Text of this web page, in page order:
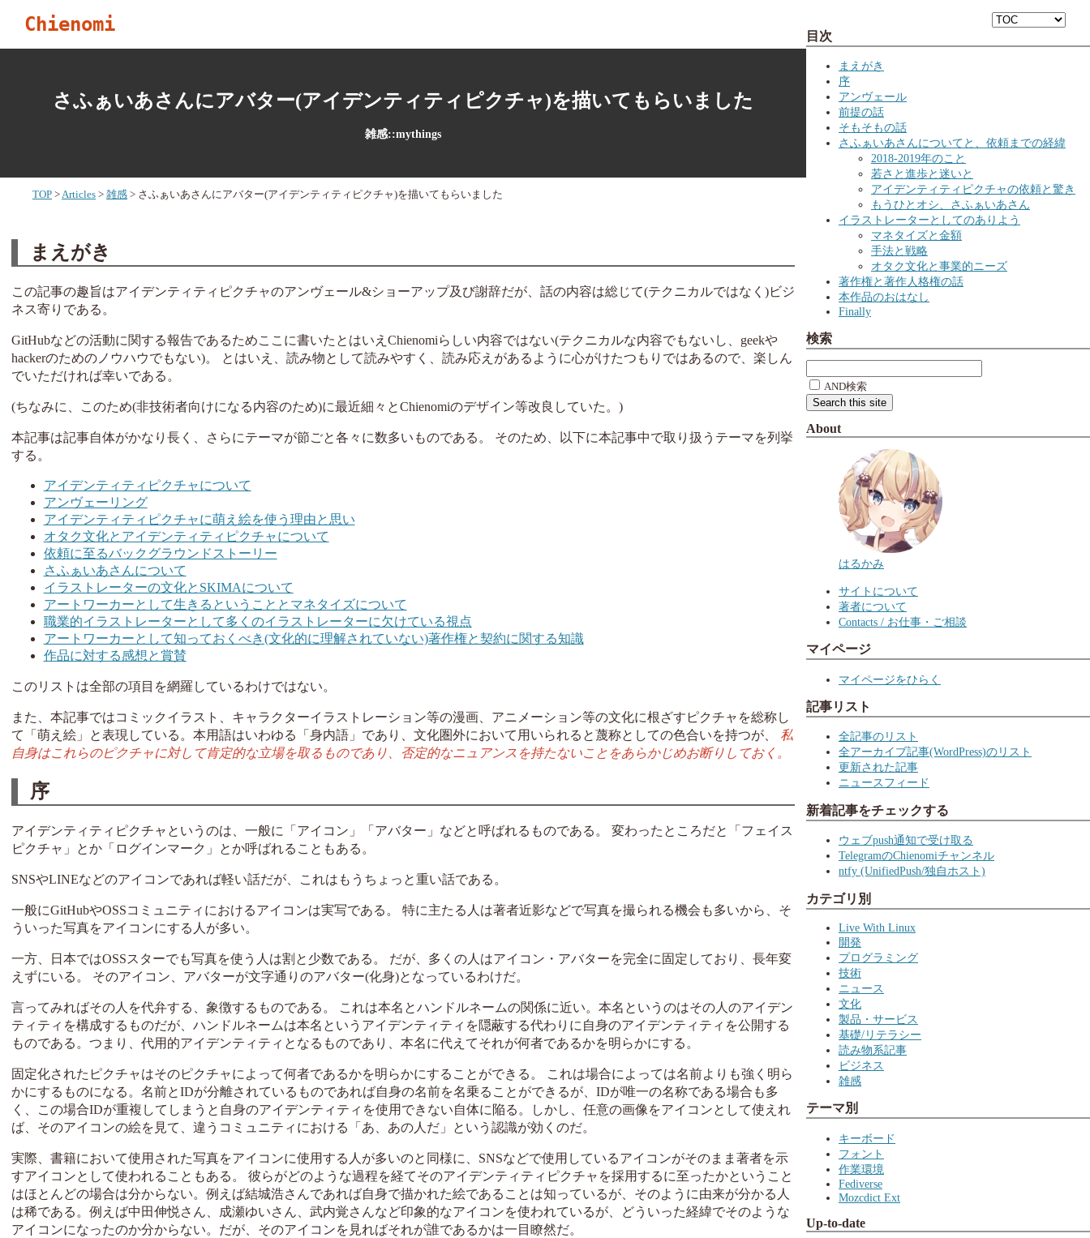
Chienomi
さふぁいあさんにアバター(アイデンティティピクチャ)を描いてもらいました
雑感::mythings
TOP Articles 雑感 さふぁいあさんにアバター(アイデンティティピクチャ)を描いてもらいました
まえがき
この記事の趣旨はアイデンティティピクチャのアンヴェール&ショーアップ及び謝辞だが、話の内容は総じて(テクニカルではなく)ビジ
ネス寄りである。
GitHubなどの活動に関する報告であるためここに書いたとはいえChienomiらしい内容ではない(テクニカルな内容でもないし、geekや
hackerのためのノウハウでもない)。 とはいえ、読み物として読みやすく、読み応えがあるように心がけたつもりではあるので、楽しん
でいただければ幸いである。
(ちなみに、このため(非技術者向けになる内容のため)に最近細々とChienomiのデザイン等改良していた。)
本記事は記事自体がかなり長く、さらにテーマが節ごと各々に数多いものである。 そのため、以下に本記事中で取り扱うテーマを列挙
する。
アイデンティティピクチャについて
アンヴェーリング
アイデンティティピクチャに萌え絵を使う理由と思い
オタク文化とアイデンティティピクチャについて
依頼に至るバックグラウンドストーリー
さふぁいあさんについて
イラストレーターの文化とSKIMAについて
アートワーカーとして生きるということとマネタイズについて
職業的イラストレーターとして多くのイラストレーターに欠けている視点
アートワーカーとして知っておくべき(文化的に理解されていない)著作権と契約に関する知識
作品に対する感想と賞賛
このリストは全部の項目を網羅しているわけではない。
また、本記事ではコミックイラスト、キャラクターイラストレーション等の漫画、アニメーション等の文化に根ざすピクチャを総称し
て「萌え絵」と表現している。本用語はいわゆる「身内語」であり、文化圏外において用いられると蔑称としての色合いを持つが、 私
自身はこれらのピクチャに対して肯定的な立場を取るものであり、否定的なニュアンスを持たないことをあらかじめお断りしておく。
序
アイデンティティピクチャというのは、一般に「アイコン」「アバター」などと呼ばれるものである。 変わったところだと「フェイス
ピクチャ」とか「ログインマーク」とか呼ばれることもある。
SNSやLINEなどのアイコンであれば軽い話だが、これはもうちょっと重い話である。
一般にGitHubやOSSコミュニティにおけるアイコンは実写である。 特に主たる人は著者近影などで写真を撮られる機会も多いから、そ
ういった写真をアイコンにする人が多い。
一方、日本ではOSSスターでも写真を使う人は割と少数である。 だが、多くの人はアイコン・アバターを完全に固定しており、長年変
えずにいる。 そのアイコン、アバターが文字通りのアバター(化身)となっているわけだ。
言ってみればその人を代弁する、象徴するものである。 これは本名とハンドルネームの関係に近い。本名というのはその人のアイデン
ティティを構成するものだが、ハンドルネームは本名というアイデンティティを隠蔽する代わりに自身のアイデンティティを公開する
ものである。つまり、代用的アイデンティティとなるものであり、本名に代えてそれが何者であるかを明らかにする。
固定化されたピクチャはそのピクチャによって何者であるかを明らかにすることができる。 これは場合によっては名前よりも強く明ら
かにするものになる。名前とIDが分離されているものであれば自身の名前を名乗ることができるが、IDが唯一の名称である場合も多
く、この場合IDが重複してしまうと自身のアイデンティティを使用できない自体に陥る。しかし、任意の画像をアイコンとして使えれ
ば、そのアイコンの絵を見て、違うコミュニティにおける「あ、あの人だ」という認識が効くのだ。
実際、書籍において使用された写真をアイコンに使用する人が多いのと同様に、SNSなどで使用しているアイコンがそのまま著者を示
すアイコンとして使われることもある。 彼らがどのような過程を経てそのアイデンティティピクチャを採用するに至ったかということ
はほとんどの場合は分からない。例えば結城浩さんであれば自身で描かれた絵であることは知っているが、そのように由来が分かる人
は稀である。例えば中田伸悦さん、成瀬ゆいさん、武内覚さんなど印象的なアイコンを使われているが、どういった経緯でそのような
アイコンになったのか分からない。だが、そのアイコンを見ればそれが誰であるかは一目瞭然だ。
目次
まえがき
序
アンヴェール
前提の話
そもそもの話
さふぁいあさんについてと、依頼までの経緯
2018-2019年のこと
若さと進歩と迷いと
アイデンティティピクチャの依頼と驚き
もうひとオシ、さふぁいあさん
イラストレーターとしてのありよう
マネタイズと金額
手法と戦略
オタク文化と事業的ニーズ
著作権と著作人格権の話
本作品のおはなし
Finally
検索
AND検索
About
はるかみ
サイトについて
著者について
Contacts / お仕事・ご相談
マイページ
マイページをひらく
記事リスト
全記事のリスト
全アーカイブ記事(WordPress)のリスト
更新された記事
ニュースフィード
新着記事をチェックする
ウェブpush通知で受け取る
TelegramのChienomiチャンネル
ntfy (UnifiedPush/独自ホスト)
カテゴリ別
Live With Linux
開発
プログラミング
技術
ニュース
文化
製品・サービス
基礎/リテラシー
読み物系記事
ビジネス
雑感
テーマ別
キーボード
フォント
作業環境
Fediverse
Mozcdict Ext
Up-to-date